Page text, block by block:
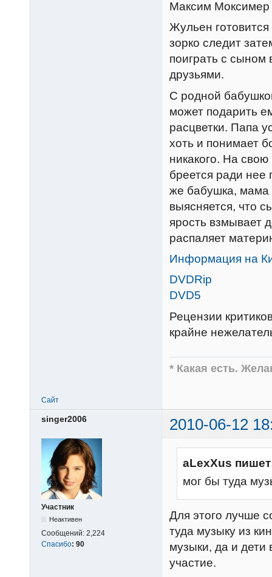
Максим Моксимер
Жульен
зорко следит
поиграть с сыном
друзьями.
С родной
может подарить
расцветки. Папа
хоть и понимает
никакого. На
бреется ради нее
же бабушка, мама
выясняется, что
ярость взмывает
распаляет
Информация на
DVDRip
DVD5
Рецензии
крайне
* Какая есть.
Сайт
singer2006 2010-06-12
Участник
Неактивен
Сообщений: 2,224
Спасибо: 90
aLexXus
мог бы туда
Для этого лучше
туда музыку из
музыки, да и дети
участие.